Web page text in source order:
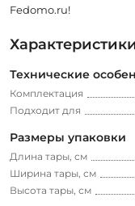
Fedomo.ru!
Технические
Комплектация
Подходит для
Размеры упаковки
Длина тары, см
Ширина тары, см
Высота тары, см